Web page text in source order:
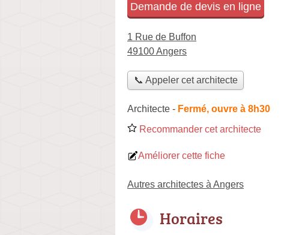
Demande de devis en ligne
1 Rue de Buffon
49100 Angers
📞 Appeler cet architecte
Architecte - Fermé, ouvre à 8h30
Recommander cet architecte
Améliorer cette fiche
Autres architectes à Angers
Horaires